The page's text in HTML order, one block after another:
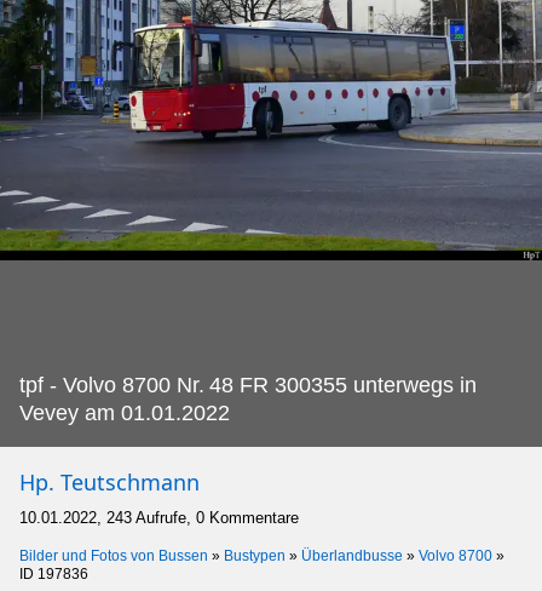
tpf - Volvo 8700 Nr. 48 FR 300355 unterwegs in
Vevey am 01.01.2022
Hp. Teutschmann
10.01.2022, 243 Aufrufe, 0 Kommentare
Bilder und Fotos von Bussen » Bustypen » Überlandbusse » Volvo 8700 »
ID 197836